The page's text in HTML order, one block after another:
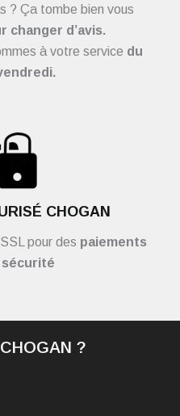
? Ça tombe bien vous
changer d’avis.
à votre service du
CHOGAN
pour des paiements
?